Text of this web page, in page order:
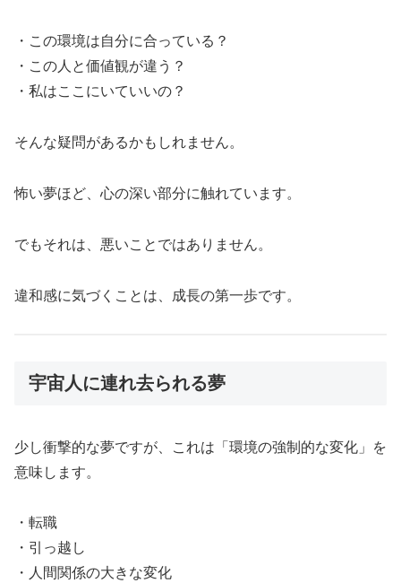
・この環境は自分に合っている？
・この人と価値観が違う？
・私はここにいていいの？
そんな疑問があるかもしれません。
怖い夢ほど、心の深い部分に触れています。
でもそれは、悪いことではありません。
違和感に気づくことは、成長の第一歩です。
宇宙人に連れ去られる夢
少し衝撃的な夢ですが、これは「環境の強制的な変化」を
意味します。
・転職
・引っ越し
・人間関係の大きな変化